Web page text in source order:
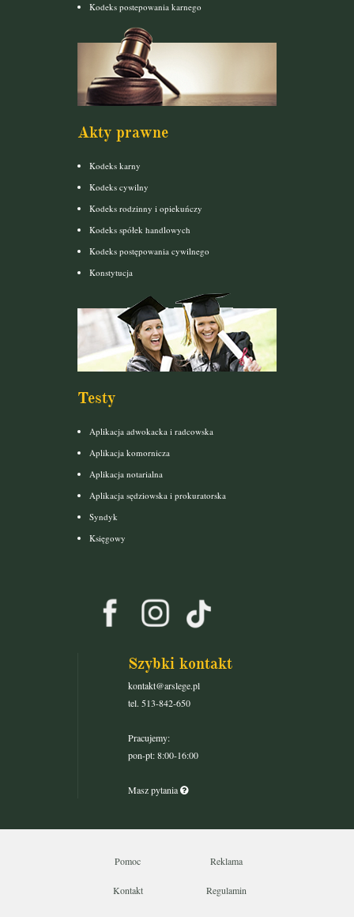
Kodeks postepowania karnego
Akty prawne
Kodeks karny
Kodeks cywilny
Kodeks rodzinny i opiekuńczy
Kodeks spółek handlowych
Kodeks postępowania cywilnego
Konstytucja
Testy
Aplikacja adwokacka i radcowska
Aplikacja komornicza
Aplikacja notarialna
Aplikacja sędziowska i prokuratorska
Syndyk
Księgowy
Szybki kontakt
kontakt@arslege.pl
tel. 513-842-650
Pracujemy:
pon-pt: 8:00-16:00
Masz pytania
Pomoc Reklama
Kontakt Regulamin